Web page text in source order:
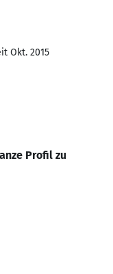
Okt. 2015
Profil zu